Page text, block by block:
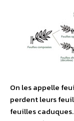
On les appelle
perdent leurs
feuilles